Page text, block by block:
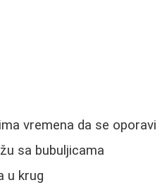
vremena da se oporavi
sa bubuljicama
u krug